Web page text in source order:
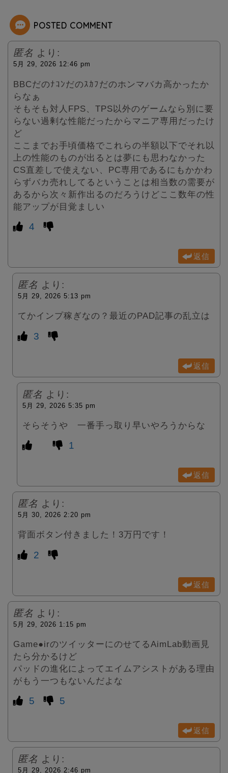
r
POSTED COMMENT
匿名 より:
5月 29, 2026 12:46 pm
BBCだのﾅｺﾝだのｽｶﾌだのホンマバカ高かったか
らなぁ
そもそも対人FPS、TPS以外のゲームなら別に要
らない過剰な性能だったからマニア専用だったけ
ど
ここまでお手頃価格でこれらの半額以下でそれ以
上の性能のものが出るとは夢にも思わなかった
CS直差しで使えない、PC専用であるにもかかわ
らずバカ売れしてるということは相当数の需要が
あるから次々新作出るのだろうけどここ数年の性
能アップが目覚ましい
4
返信
匿名 より:
5月 29, 2026 5:13 pm
てかインプ稼ぎなの？最近のPAD記事の乱立は
3
返信
匿名 より:
5月 29, 2026 5:35 pm
そらそうや 一番手っ取り早いやろうからな
1
返信
匿名 より:
5月 30, 2026 2:20 pm
背面ボタン付きました！3万円です！
2
返信
匿名 より:
5月 29, 2026 1:15 pm
Game●irのツイッターにのせてるAimLab動画見
たら分かるけど
パッドの進化によってエイムアシストがある理由
がもう一つもないんだよな
5 5
返信
匿名 より:
5月 29, 2026 2:46 pm